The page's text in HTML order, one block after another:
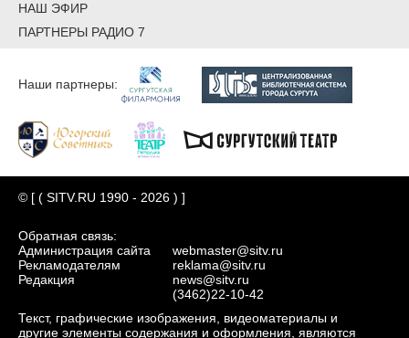
НАШ ЭФИР
ПАРТНЕРЫ РАДИО 7
Наши партнеры:
© [ ( SITV.RU 1990 - 2026 ) ]
Обратная связь:
Администрация сайта
Рекламодателям
Редакция
webmaster@sitv.ru
reklama@sitv.ru
news@sitv.ru
(3462)22-10-42
Текст, графические изображения, видеоматериалы и
другие элементы содержания и оформления, являются